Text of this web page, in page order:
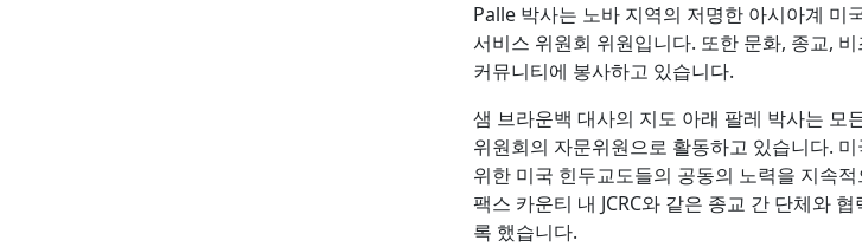
Palle 박사는 노바 지역의 저명한 아시아계 미
서비스 위원회 위원입니다. 또한 문화, 종교,
커뮤니티에 봉사하고 있습니다.
샘 브라운백 대사의 지도 아래 팔레 박사는 모
위원회의 자문위원으로 활동하고 있습니다.
위한 미국 힌두교도들의 공동의 노력을 지속
팩스 카운티 내 JCRC와 같은 종교 간 단체와
록 했습니다.